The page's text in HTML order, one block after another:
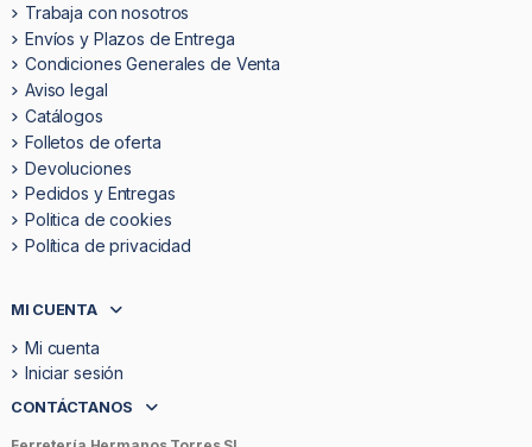
Trabaja con nosotros
Envíos y Plazos de Entrega
Condiciones Generales de Venta
Aviso legal
Catálogos
Folletos de oferta
Devoluciones
Pedidos y Entregas
Politica de cookies
Política de privacidad
MI CUENTA
Mi cuenta
Iniciar sesión
CONTÁCTANOS